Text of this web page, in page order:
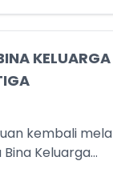
KELUARGA
kembali mela
Keluarga...